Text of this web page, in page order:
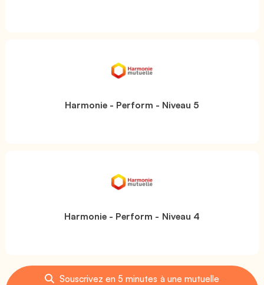
Harmonie - Perform - Niveau 5
Harmonie - Perform - Niveau 4
Souscrivez en 5 minutes à une mutuelle